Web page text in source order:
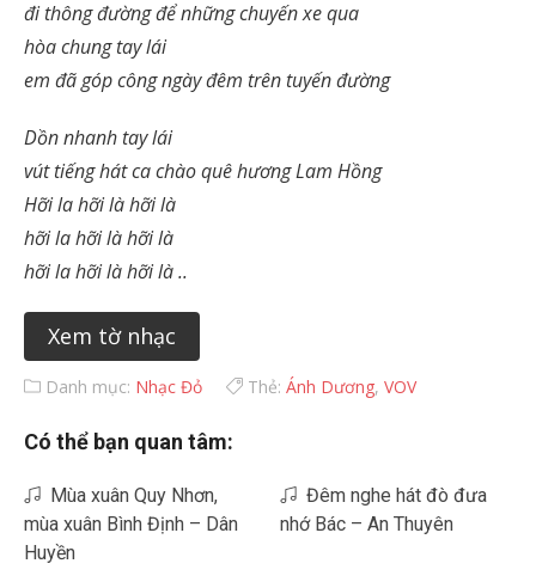
đi thông đường để những chuyến xe qua
hòa chung tay lái
em đã góp công ngày đêm trên tuyến đường
Dồn nhanh tay lái
vút tiếng hát ca chào quê hương Lam Hồng
Hỡi la hỡi là hỡi là
hỡi la hỡi là hỡi là
hỡi la hỡi là hỡi là ..
Xem tờ nhạc
Danh mục: Nhạc Đỏ Thẻ: Ánh Dương, VOV
Có thể bạn quan tâm:
Mùa xuân Quy Nhơn,
mùa xuân Bình Định – Dân
Huyền
Đêm nghe hát đò đưa
nhớ Bác – An Thuyên